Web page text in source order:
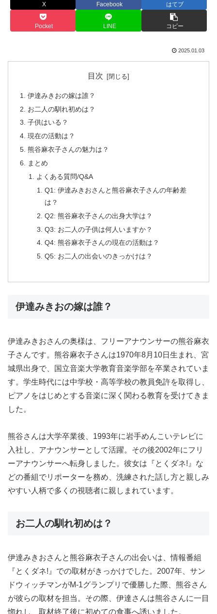
X Facebook はてブ
Pocket LINE コピー
2025.01.03
目次
伊達みきおの嫁は誰？
お二人の馴れ初めは？
子供はいる？
現在の活動は？
熊谷麻衣子さんの魅力は？
まとめ
よくある質問/Q&A
Q1: 伊達みきおさんと熊谷麻衣子さんの年齢差
は？
Q2: 熊谷麻衣子さんの出身大学は？
Q3: お二人の子供は何人いますか？
Q4: 熊谷麻衣子さんの現在の活動は？
Q5: お二人の出会いのきっかけは？
伊達みきおの嫁は誰？
伊達みきおさんの奥様は、フリーアナウンサーの熊谷麻衣
子さんです。熊谷麻衣子さんは1970年8月10日生まれ、宮
城県出身で、国立音楽大学教育音楽学部を卒業されていま
す。学生時代には中学校・高等学校の教員免許を取得し、
ピアノをはじめとする音楽に深く関わる教育を受けてきま
した。
熊谷さんは大学卒業後、1993年に岩手めんこいテレビに
入社し、アナウンサーとして活躍。その後2002年にフリ
ーアナウンサーへ転身しました。彼女は『とくダネ!』な
どの番組でリポーターを務め、洗練された話し方と親しみ
やすい人柄で多くの視聴者に親しまれています。
お二人の馴れ初めは？
伊達みきおさんと熊谷麻衣子さんの出会いは、情報番組
『とくダネ!』での取材がきっかけでした。2007年、サン
ドウィッチマンがM-1グランプリで優勝した際、熊谷さん
が彼らの取材を担当。その際、伊達さんは熊谷さんに一目
惚れし、取材終了後に初めての食事へ誘いました。